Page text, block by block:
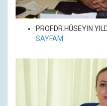
PROF.DR.HÜSEYİN
SAYFAM